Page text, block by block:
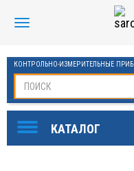
КОНТРОЛЬНО-ИЗМЕРИТЕЛЬНЫЕ